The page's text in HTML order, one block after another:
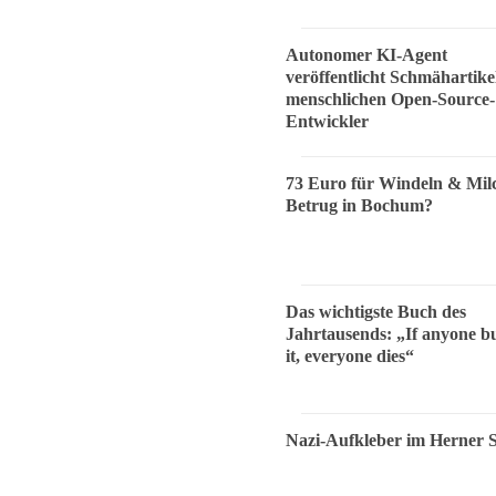
Autonomer KI-Agent
veröffentlicht
menschlichen Open-Source-
Entwickler
73 Euro für Windeln &
Betrug in Bochum?
Das wichtigste Buch des
Jahrtausends: „If anyone
it, everyone dies“
Nazi-Aufkleber im Herner